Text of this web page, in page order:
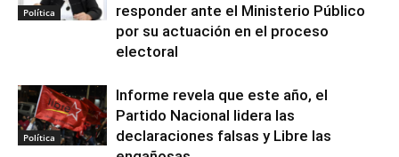
Política
responder ante el Ministerio Público
por su actuación en el proceso
electoral
Política
Informe revela que este año, el
Partido Nacional lidera las
declaraciones falsas y Libre las